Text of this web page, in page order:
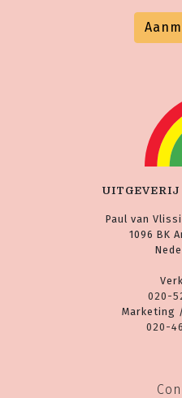
UITGEVERIJ
Paul van
1096 BK
020-
Marketing
020-